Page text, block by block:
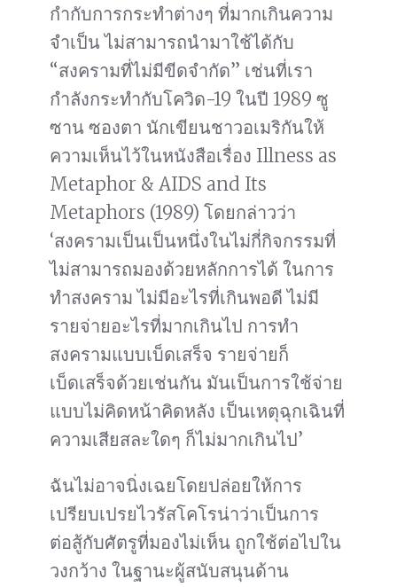
กำกับการกระทำต่างๆ ที่มากเกินความ
จำเป็น ไม่สามารถนำมาใช้ได้กับ
“สงครามที่ไม่มีขีดจำกัด” เช่นที่เรา
กำลังกระทำกับโควิด-19 ในปี 1989 ซู
ซาน ซองตา นักเขียนชาวอเมริกันให้
ความเห็นไว้ในหนังสือเรื่อง Illness as
Metaphor & AIDS and Its
Metaphors (1989) โดยกล่าวว่า
‘สงครามเป็นเป็นหนึ่งในไม่กี่กิจกรรมที่
ไม่สามารถมองด้วยหลักการได้ ในการ
ทำสงคราม ไม่มีอะไรที่เกินพอดี ไม่มี
รายจ่ายอะไรที่มากเกินไป การทำ
สงครามแบบเบ็ดเสร็จ รายจ่ายก็
เบ็ดเสร็จด้วยเช่นกัน มันเป็นการใช้จ่าย
แบบไม่คิดหน้าคิดหลัง เป็นเหตุฉุกเฉินที่
ความเสียสละใดๆ ก็ไม่มากเกินไป’
ฉันไม่อาจนิ่งเฉยโดยปล่อยให้การ
เปรียบเปรยไวรัสโคโรน่าว่าเป็นการ
ต่อสู้กับศัตรูที่มองไม่เห็น ถูกใช้ต่อไปใน
วงกว้าง ในฐานะผู้สนับสนุนด้าน